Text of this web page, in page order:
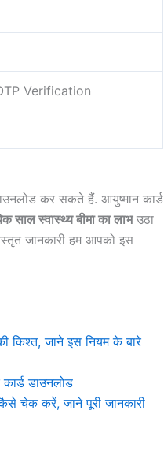
Verification
कर सकते हैं. आयुष्मान कार्ड
साल स्वास्थ्य बीमा का लाभउठा
जानकारी हम आपको इस
किश्त, जाने इस नियम के बारे
डाउनलोड
चेक करें, जाने पूरी जानकारी